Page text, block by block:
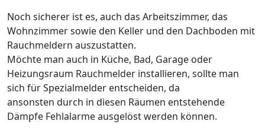
Noch sicherer ist es, auch das Arbeitszimmer, das
Wohnzimmer sowie den Keller und den Dachboden mit
Rauchmeldern auszustatten.
Möchte man auch in Küche, Bad, Garage oder
Heizungsraum Rauchmelder installieren, sollte man
sich für Spezialmelder entscheiden, da
ansonsten durch in diesen Räumen entstehende
Dämpfe Fehlalarme ausgelöst werden können.